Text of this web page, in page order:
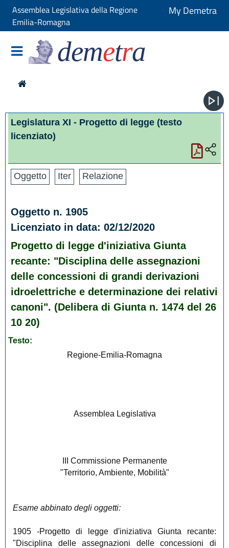
Assemblea Legislativa della Regione
Emilia-Romagna
My Demetra
demetra
Legislatura XI - Progetto di legge (testo
licenziato)
Oggetto Iter Relazione
Oggetto n. 1905
Licenziato in data: 02/12/2020
Progetto di legge d'iniziativa Giunta
recante: "Disciplina delle assegnazioni
delle concessioni di grandi derivazioni
idroelettriche e determinazione dei relativi
canoni". (Delibera di Giunta n. 1474 del 26
10 20)
Testo:
Regione-Emilia-Romagna
Assemblea Legislativa
III Commissione Permanente
"Territorio, Ambiente, Mobilità"
Esame abbinato degli oggetti:
1905 -Progetto di legge d'iniziativa Giunta recante:
"Disciplina delle assegnazioni delle concessioni di